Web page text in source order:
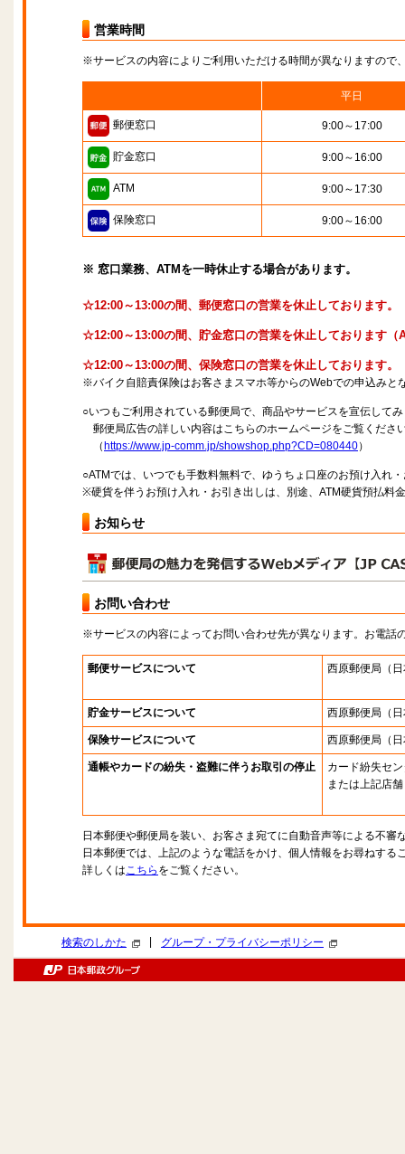
営業時間
※サービスの内容によりご利用いただける時間が異なりますので
平日
郵便窓口 9:00～17:00
貯金窓口 9:00～16:00
ATM 9:00～17:30
保険窓口 9:00～16:00
※ 窓口業務、ATMを一時休止する場合があります。
☆12:00～13:00の間、郵便窓口の営業を休止しております。
☆12:00～13:00の間、貯金窓口の営業を休止しております（
☆12:00～13:00の間、保険窓口の営業を休止しております。
※バイク自賠責保険はお客さまスマホ等からのWebでの申込みと
○いつもご利用されている郵便局で、商品やサービスを宣伝して
郵便局広告の詳しい内容はこちらのホームページをご覧くださ
（ https://www.jp-comm.jp/showshop.php?CD=080440）
○ATMでは、いつでも手数料無料で、ゆうちょ口座のお預け入れ
※硬貨を伴うお預け入れ・お引き出しは、別途、ATM硬貨預払料
お知らせ
お問い合わせ
※サービスの内容によってお問い合わせ先が異なります。お電話
郵便サービスについて 西原郵便局 （
貯金サービスについて 西原郵便局 （
保険サービスについて 西原郵便局 （
通帳やカードの紛失・盗難に伴うお取引の停止
カード紛失セ
または上記店舗
日本郵便や郵便局を装い、お客さま宛てに自動音声等による不審
日本郵便では、上記のような電話をかけ、個人情報をお尋ねする
詳しくはこちら をご覧ください。
検索のしかた グループ・プライバシーポリシー